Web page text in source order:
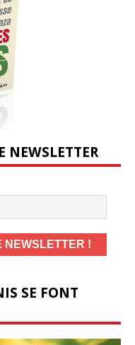
NEWSLETTER
SE FONT